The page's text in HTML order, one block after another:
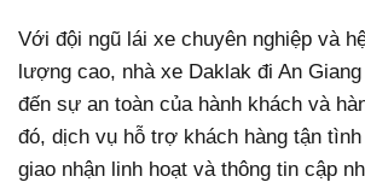
Với đội ngũ lái xe chuyên nghiệp và
lượng cao, nhà xe Daklak đi An
đến sự an toàn của hành khách và
đó, dịch vụ hỗ trợ khách hàng tận
giao nhận linh hoạt và thông tin cập